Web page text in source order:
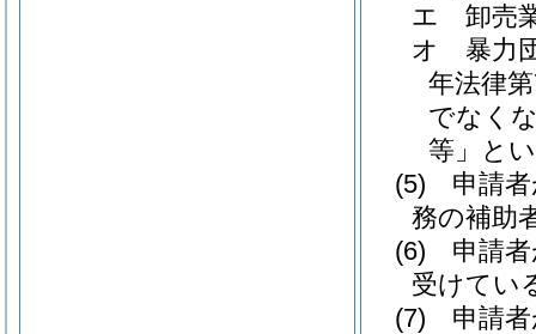
エ
卸売
オ
暴力
年法律
でなく
等」と
(5)
申請
務の補助
(6)
申請
受けてい
(7)
申請